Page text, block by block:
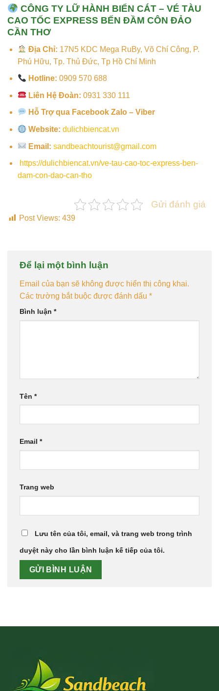
CÔNG TY LỮ HÀNH BIỂN CÁT – VÉ TÀU
CAO TỐC EXPRESS BẾN ĐẦM CÔN ĐẢO
CẦN THƠ
Địa Chỉ: 17N5 KDC Mega RuBy, Võ Chí Công, P.
Phú Hữu, Tp. Thủ Đức, Tp Hồ Chí Minh
Hotline: 0909 570 688
Liên Hệ Đoàn: 0931 330 111
Hỗ Trợ qua Facebook Zalo – Viber
Website: dulichbiencat.vn
Email: sandbeachtourist@gmail.com
https://dulichbiencat.vn/ve-tau-cao-toc-express-ben-
dam-con-dao-can-tho‎
Gửi đánh giá
Post Views: 439
Để lại một bình luận
Email của bạn sẽ không được hiển thị công khai.
Các trường bắt buộc được đánh dấu *
Bình luận *
Tên *
Email *
Trang web
Lưu tên của tôi, email, và trang web trong trình
duyệt này cho lần bình luận kế tiếp của tôi.